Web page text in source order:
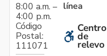
8:00 a.m. –
4:00 p.m.
Código
Postal:
111071
línea
Centro
de
relevo